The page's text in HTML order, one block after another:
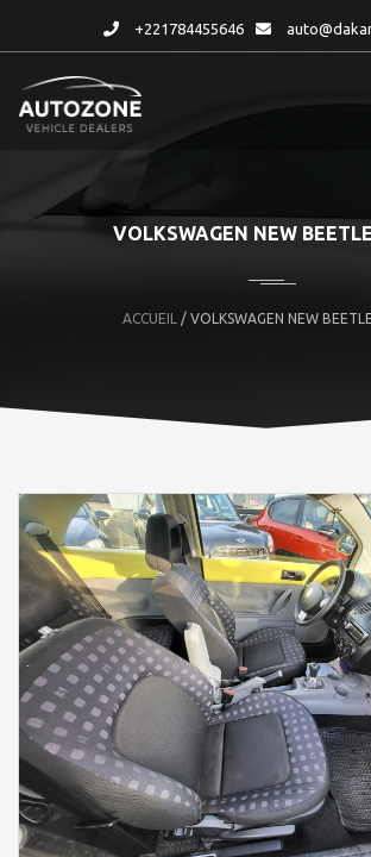
+221784455646
VOLKSWAGEN NEW
ACCUEIL / VOLKSWAGEN NEW